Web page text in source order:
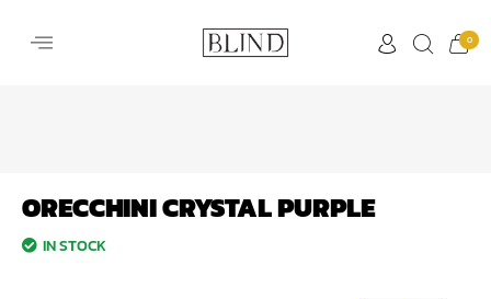
0
ORECCHINI CRYSTAL PURPLE
IN STOCK